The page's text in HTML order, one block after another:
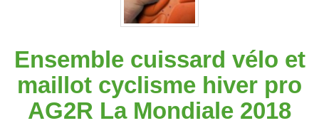
Ensemble cuissard vélo et
maillot cyclisme hiver pro
AG2R La Mondiale 2018